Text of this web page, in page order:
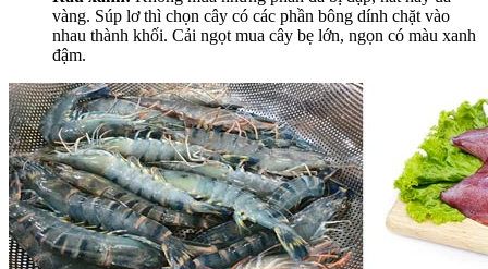
vàng. Súp lơ thì chọn cây có các phần bông dính chặt vào
nhau thành khối. Cải ngọt mua cây bẹ lớn, ngọn có màu xanh
đậm.